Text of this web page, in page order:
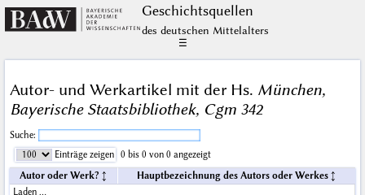
Geschichts­quellen
des deutschen Mittelalters
☰
Autor- und Werkartikel mit der Hs. München,
Bayerische Staatsbibliothek, Cgm 342
Suche:
Einträge zeigen
0 bis 0 von 0 angezeigt
Autor oder Werk?
Hauptbezeichnung des Autors oder Werkes
Laden …